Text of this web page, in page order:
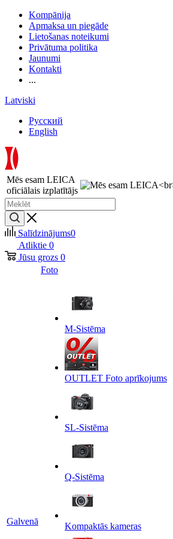
Kompānija
Apmaksa un piegāde
Lietošanas noteikumi
Privātuma politika
Jaunumi
Kontakti
...
Latviski
Русский
English
Mēs esam LEICA
oficiālais izplatītājs
Salīdzinājums0
Atliktie 0
Jūsu grozs 0
Galvenā
Foto
M-Sistēma
OUTLET Foto aprīkojums
SL-Sistēma
Q-Sistēma
Kompaktās kameras